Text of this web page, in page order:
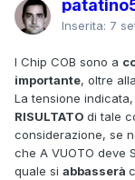
Inserita: 7
I Chip COB sono a
importante, oltre
La tensione
RISULTATO di tale
considerazione, se
che A VUOTO deve
quale si abbasserà